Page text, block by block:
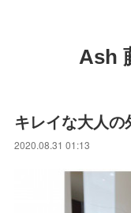
Ash
キレイな大人
2020.08.31 01:13